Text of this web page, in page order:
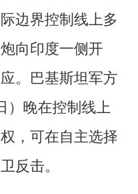
边界控制线上多
向印度一侧开
。巴基斯坦军方
）晚在控制线上
，可在自主选择
反击。